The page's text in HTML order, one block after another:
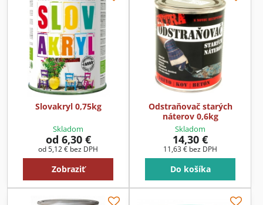
Slovakryl 0,75kg
Skladom
od 6,30 €
od 5,12 € bez DPH
Zobraziť
Odstraňovač starých
náterov 0,6kg
Skladom
14,30 €
11,63 € bez DPH
Do košíka